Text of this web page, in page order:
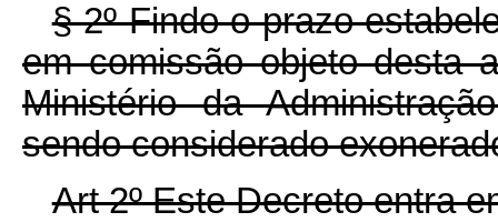
§ 2º Findo o prazo
em comissão objeto desta
Ministério da
sendo considerado
Art 2º Este Decreto entra